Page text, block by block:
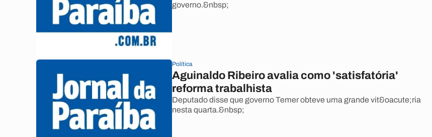
governo.&nbsp;
Política
Aguinaldo Ribeiro avalia como 'satisfatória'
reforma trabalhista
Deputado disse que governo Temer obteve uma grande vit&oacute;ria
nesta quarta.&nbsp;